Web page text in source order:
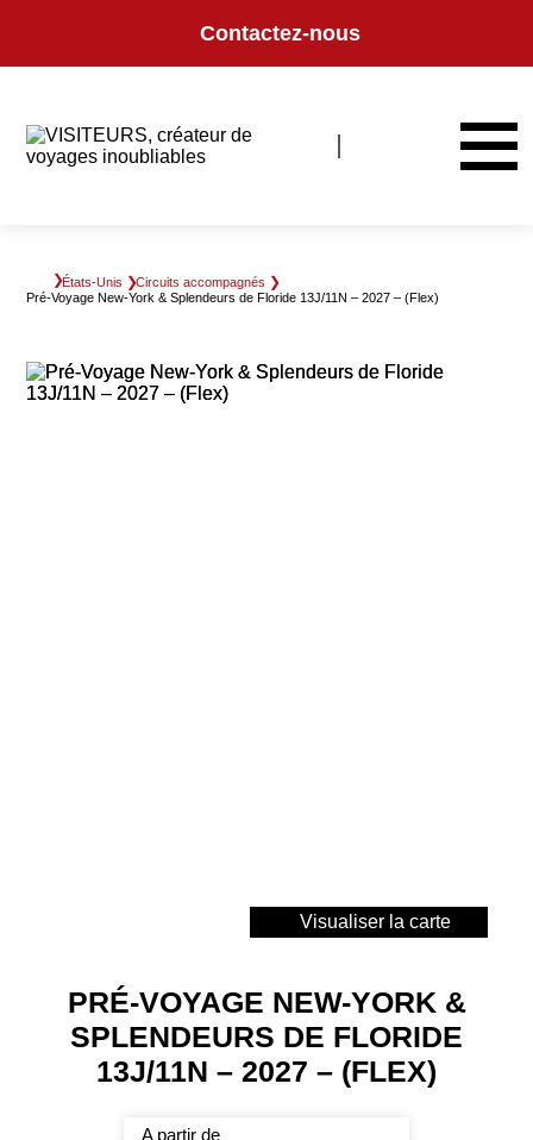
Contactez-nous
États-Unis
Circuits accompagnés
Pré-Voyage New-York & Splendeurs de Floride 13J/11N – 2027 – (Flex)
Visualiser la carte
PRÉ-VOYAGE NEW-YORK &
SPLENDEURS DE FLORIDE
13J/11N – 2027 – (FLEX)